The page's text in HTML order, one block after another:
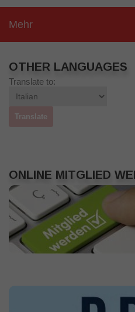
Mehr
OTHER LANGUAGES
Translate to:
ONLINE MITGLIED